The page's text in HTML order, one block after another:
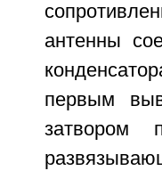
антенны
первым
затвором